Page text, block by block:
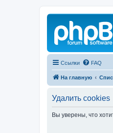
Ссылки FAQ
На главную
Удалить cookies
Вы уверены, что